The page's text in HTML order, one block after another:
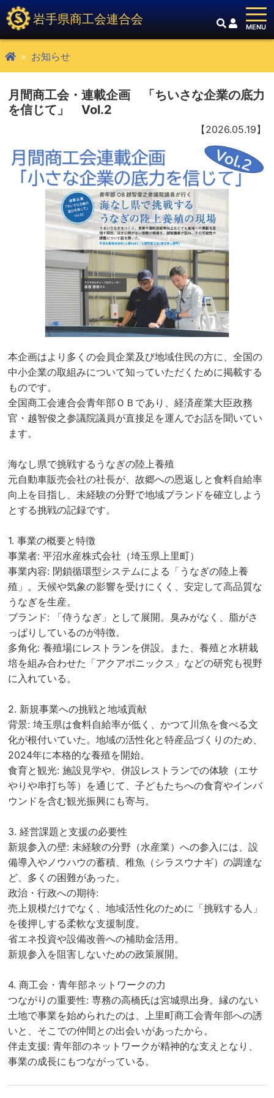
岩手県商工会連合会
お知らせ
月間商工会・連載企画 「ちいさな企業の底力
を信じて」 Vol.2
【2026.05.19】
本企画はより多くの会員企業及び地域住民の方に、全国の
中小企業の取組みについて知っていただくために掲載する
ものです。
全国商工会連合会青年部ＯＢであり、経済産業大臣政務
官・越智俊之参議院議員が直接足を運んでお話を聞いてい
ます。
海なし県で挑戦するうなぎの陸上養殖
元自動車販売会社の社長が、故郷への恩返しと食料自給率
向上を目指し、未経験の分野で地域ブランドを確立しよう
とする挑戦の記録です。
1. 事業の概要と特徴
事業者: 平沼水産株式会社（埼玉県上里町）
事業内容: 閉鎖循環型システムによる「うなぎの陸上養
殖」。天候や気象の影響を受けにくく、安定して高品質な
うなぎを生産。
ブランド: 「侍うなぎ」として展開。臭みがなく、脂がさ
っぱりしているのが特徴。
多角化: 養殖場にレストランを併設。また、養殖と水耕栽
培を組み合わせた「アクアポニックス」などの研究も視野
に入れている。
2. 新規事業への挑戦と地域貢献
背景: 埼玉県は食料自給率が低く、かつて川魚を食べる文
化が根付いていた。地域の活性化と特産品づくりのため、
2024年に本格的な養殖を開始。
食育と観光: 施設見学や、併設レストランでの体験（エサ
やりや串打ち等）を通じて、子どもたちへの食育やインバ
ウンドを含む観光振興にも寄与。
3. 経営課題と支援の必要性
新規参入の壁: 未経験の分野（水産業）への参入には、設
備導入やノウハウの蓄積、稚魚（シラスウナギ）の調達な
ど、多くの困難があった。
政治・行政への期待:
売上規模だけでなく、地域活性化のために「挑戦する人」
を後押しする柔軟な支援制度。
省エネ投資や設備改善への補助金活用。
新規参入を阻害しないための政策展開。
4. 商工会・青年部ネットワークの力
つながりの重要性: 専務の高橋氏は宮城県出身。縁のない
土地で事業を始められたのは、上里町商工会青年部への誘
いと、そこでの仲間との出会いがあったから。
伴走支援: 青年部のネットワークが精神的な支えとなり、
事業の成長にもつながっている。